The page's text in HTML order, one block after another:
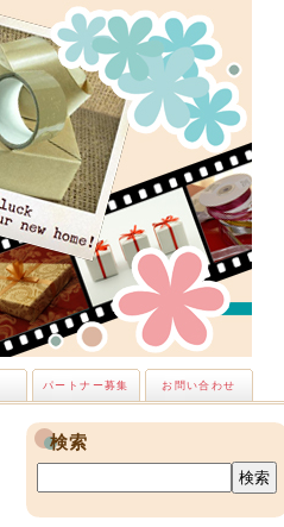
パートナー募集 お問い合わせ
検索